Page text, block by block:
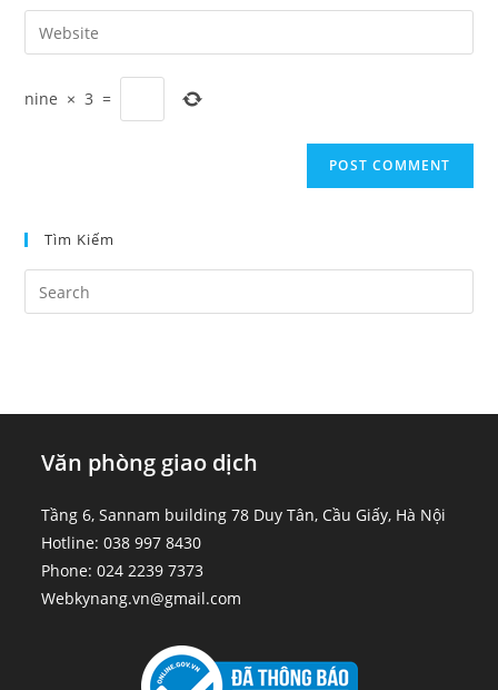
comment
email
address
comment
Enter
your
URL
nine × 3 =
Tìm Kiếm
Văn phòng giao dịch
Tầng 6, Sannam building 78 Duy Tân, Cầu Giấy, Hà Nội
Hotline: 038 997 8430
Phone: 024 2239 7373
Webkynang.vn@gmail.com